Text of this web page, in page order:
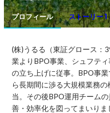
プロフィール ストーリー 1
(株)うるる（東証グロース：
業よりBPO事業、シュフテ
の立ち上げに従事。BPO事
ら長期間に渉る大規模業務
当。その後BPO運用チーム
善・効率化を図ってまいりま